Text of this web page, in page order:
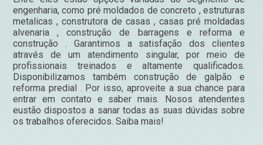
engenharia, como pré moldados de concreto , estruturas
metalicas , construtora de casas , casas pré moldadas
alvenaria , construção de barragens e reforma e
construção . Garantimos a satisfação dos clientes
através de um atendimento singular, por meio de
profissionais treinados e altamente qualificados.
Disponibilizamos também construção de galpão e
reforma predial . Por isso, aproveite a sua chance para
entrar em contato e saber mais. Nosos atendentes
eustão dispostos a sanar todas as suas dúvidas sobre
os trabalhos oferecidos. Saiba mais!